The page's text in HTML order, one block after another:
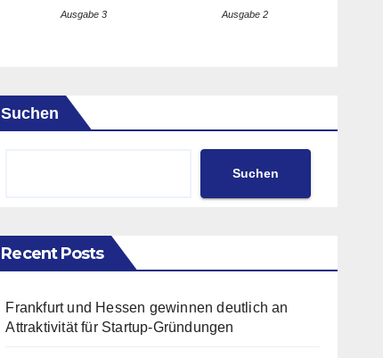
Ausgabe 3 Ausgabe 2
Suchen
Suchen
Recent Posts
Frankfurt und Hessen gewinnen deutlich an
Attraktivität für Startup-Gründungen